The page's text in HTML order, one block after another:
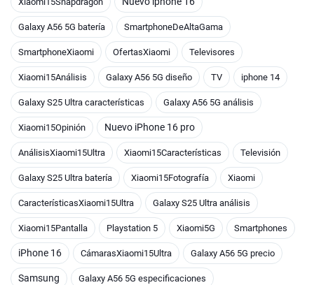
Galaxy A56 5G batería SmartphoneDeAltaGama
SmartphoneXiaomi OfertasXiaomi Televisores
Xiaomi15Análisis Galaxy A56 5G diseño TV iphone 14
Galaxy S25 Ultra características Galaxy A56 5G análisis
Xiaomi15Opinión Nuevo iPhone 16 pro
AnálisisXiaomi15Ultra Xiaomi15Características Televisión
Galaxy S25 Ultra batería Xiaomi15Fotografía Xiaomi
CaracterísticasXiaomi15Ultra Galaxy S25 Ultra análisis
Xiaomi15Pantalla Playstation 5 Xiaomi5G Smartphones
iPhone 16 CámarasXiaomi15Ultra Galaxy A56 5G precio
Samsung Galaxy A56 5G especificaciones